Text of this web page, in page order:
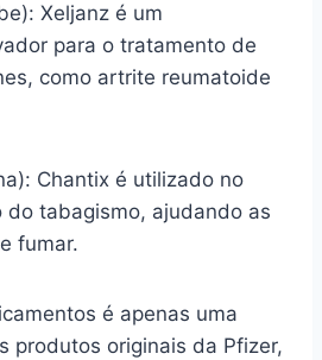
Xeljanz é um
para o tratamento de
como artrite reumatoide
Chantix é utilizado no
do tabagismo, ajudando as
fumar.
é apenas uma
produtos originais da Pfizer,